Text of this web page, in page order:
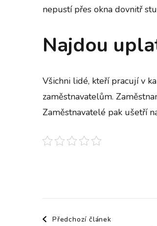
nepustí přes okna dovnitř
Najdou
Všichni lidé, kteří pracují v
zaměstnavatelům.
Zaměstnavatelé pak ušetří
Navigace
Předchozí článek